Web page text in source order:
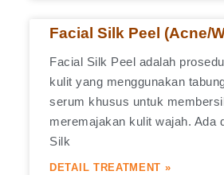
Facial Silk Peel (Acne/
Facial Silk Peel adalah
kulit yang menggunakan
serum khusus untuk
meremajakan kulit wajah. Ada
Silk
DETAIL TREATMENT »